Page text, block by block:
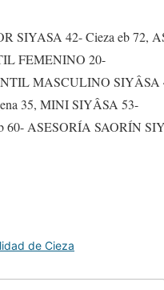
SIYASA 42- Cieza eb 72,
FEMENINO 20-
MASCULINO SIYÂSA
35, MINI SIYÂSA 53-
60- ASESORÍA SAORÍN
de Cieza